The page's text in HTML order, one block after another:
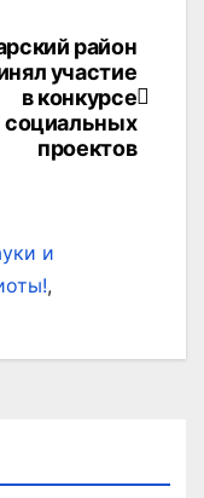
район
участие
в конкурсе
социальных
проектов
и
,